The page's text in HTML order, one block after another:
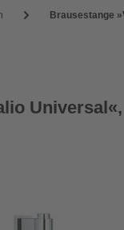
Brausestange